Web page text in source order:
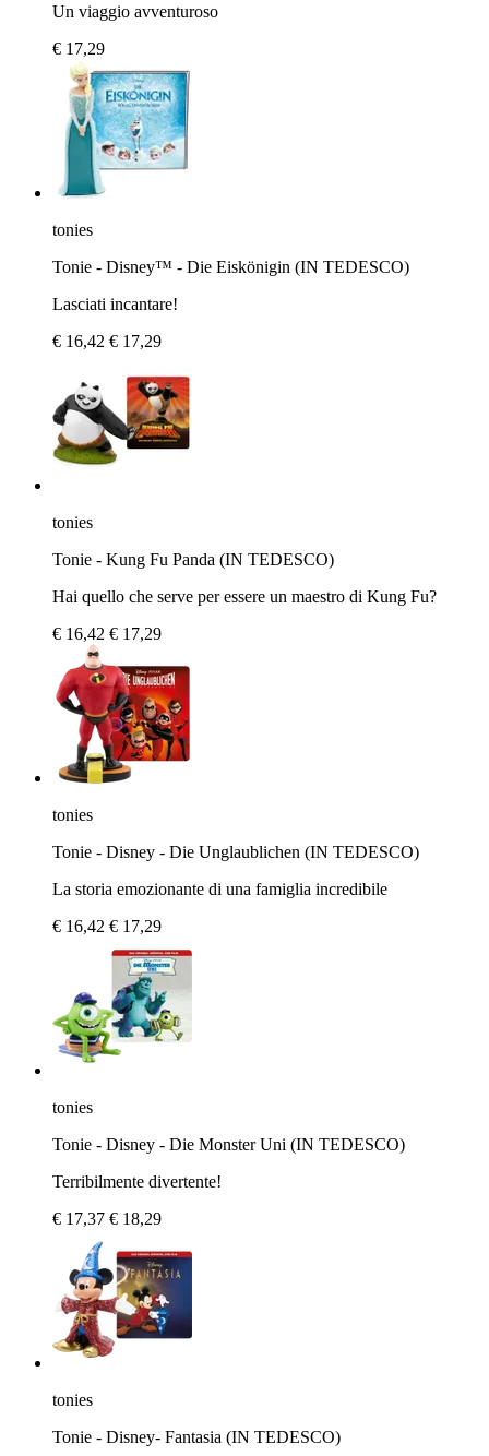
Un viaggio avventuroso
€ 17,29
tonies
Tonie - Disney™ - Die Eiskönigin (IN TEDESCO)
Lasciati incantare!
€ 16,42 € 17,29
tonies
Tonie - Kung Fu Panda (IN TEDESCO)
Hai quello che serve per essere un maestro di Kung Fu?
€ 16,42 € 17,29
tonies
Tonie - Disney - Die Unglaublichen (IN TEDESCO)
La storia emozionante di una famiglia incredibile
€ 16,42 € 17,29
tonies
Tonie - Disney - Die Monster Uni (IN TEDESCO)
Terribilmente divertente!
€ 17,37 € 18,29
tonies
Tonie - Disney- Fantasia (IN TEDESCO)